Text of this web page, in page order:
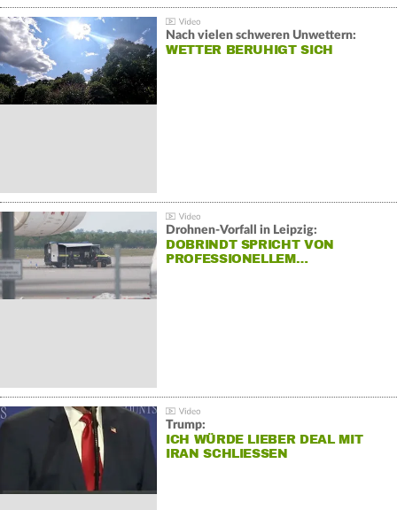
Nach vielen schweren Unwettern:
WETTER BERUHIGT SICH
Drohnen-Vorfall in Leipzig:
DOBRINDT SPRICHT VON
PROFESSIONELLEM…
Trump:
ICH WÜRDE LIEBER DEAL MIT
IRAN SCHLIESSEN